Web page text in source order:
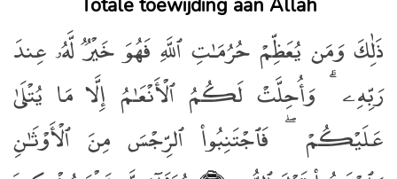
Totale toewijding aan Allāh
ذَٰلِكَ وَمَن يُعَظِّمْ حُرُمَـٰتِ ٱللَّهِ فَهُوَ خَيْرٌۭ لَّهُۥ عِندَ
رَبِّهِۦ ۗ وَأُحِلَّتْ لَكُمُ ٱلْأَنْعَـٰمُ إِلَّا مَا يُتْلَىٰ
عَلَيْكُمْ ۖ فَٱجْتَنِبُوا۟ ٱلرِّجْسَ مِنَ ٱلْأَوْثَـٰنِ